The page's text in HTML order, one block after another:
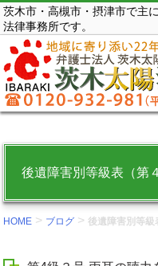
コ
ン
テ
ン
ツ
を
る。
茨木市・高槻市・摂津市で主
法律事務所です。
後遺障害別等級表（第
HOME > ブログ > 後遺障害別等級